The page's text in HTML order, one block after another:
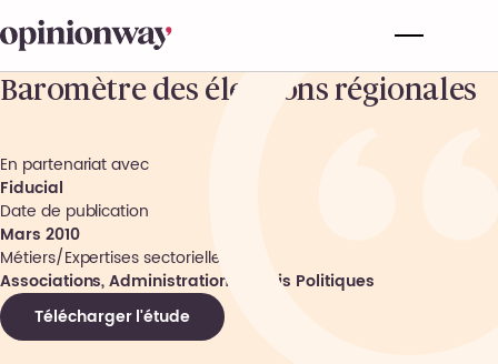
Baromètre des élections régionales
En partenariat avec
Fiducial
Date de publication
Mars 2010
Métiers/Expertises sectorielles
Associations, Administrations, Partis Politiques
Télécharger l'étude